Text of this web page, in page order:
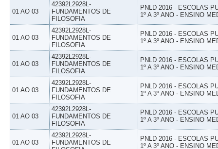
01 AO 03
42392L2928L-
FUNDAMENTOS DE
FILOSOFIA
PNLD 2016 - ESCOLAS
1º A 3º ANO - ENSINO
01 AO 03
42392L2928L-
FUNDAMENTOS DE
FILOSOFIA
PNLD 2016 - ESCOLAS
1º A 3º ANO - ENSINO
01 AO 03
42392L2928L-
FUNDAMENTOS DE
FILOSOFIA
PNLD 2016 - ESCOLAS
1º A 3º ANO - ENSINO
01 AO 03
42392L2928L-
FUNDAMENTOS DE
FILOSOFIA
PNLD 2016 - ESCOLAS
1º A 3º ANO - ENSINO
01 AO 03
42392L2928L-
FUNDAMENTOS DE
FILOSOFIA
PNLD 2016 - ESCOLAS
1º A 3º ANO - ENSINO
01 AO 03
42392L2928L-
FUNDAMENTOS DE
PNLD 2016 - ESCOLAS
1º A 3º ANO - ENSINO